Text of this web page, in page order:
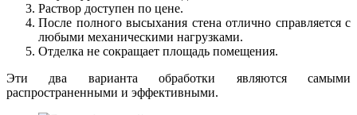
Раствор доступен по цене.
После полного высыхания стена отлично справляется с
любыми механическими нагрузками.
Отделка не сокращает площадь помещения.
Эти два варианта обработки являются самыми
распространенными и эффективными.